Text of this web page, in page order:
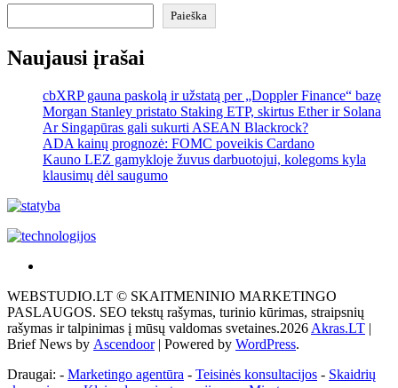
Paieška
Naujausi įrašai
cbXRP gauna paskolą ir užstatą per „Doppler Finance“ bazę
Morgan Stanley pristato Staking ETP, skirtus Ether ir Solana
Ar Singapūras gali sukurti ASEAN Blackrock?
ADA kainų prognozė: FOMC poveikis Cardano
Kauno LEZ gamykloje žuvus darbuotojui, kolegoms kyla
klausimų dėl saugumo
tai
žemės
ploto
matavimo
Pagrindinis
WEBSTUDIO.LT © SKAITMENINIO MARKETINGO
PASLAUGOS. SEO tekstų rašymas, turinio kūrimas, straipsnių
rašymas ir talpinimas į mūsų valdomas svetaines.2026 Akras.LT |
Brief News by Ascendoor| Powered by WordPress.
Draugai: - Marketingo agentūra - Teisinės konsultacijos - Skaidrių